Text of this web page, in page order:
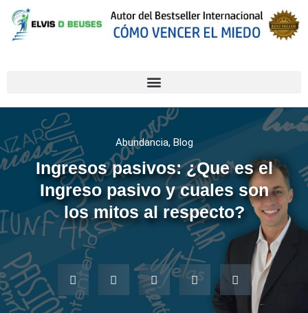
Abundancia, Blog
Ingresos pasivos: ¿Que es el
Ingreso pasivo y cuales son
los mitos al respecto?